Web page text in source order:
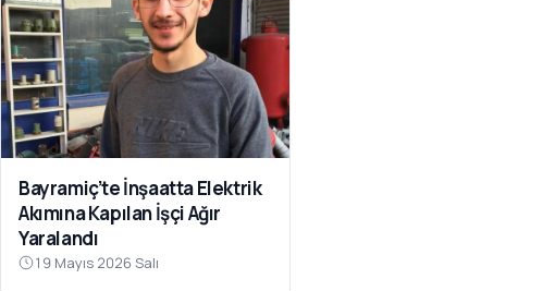
Bayramiç’te İnşaatta Elektrik
Akımına Kapılan İşçi Ağır
Yaralandı
19 Mayıs 2026 Salı